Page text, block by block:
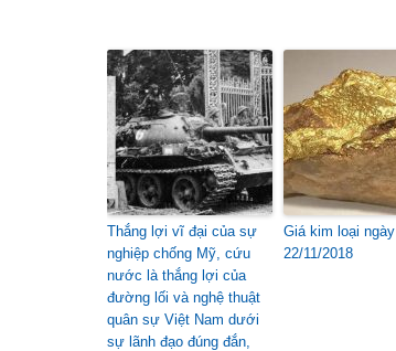
Thắng lợi vĩ đại của sự
nghiệp chống Mỹ, cứu
nước là thắng lợi của
đường lối và nghệ thuật
quân sự Việt Nam dưới
sự lãnh đạo đúng đắn,
Giá kim loại ngày
22/11/2018